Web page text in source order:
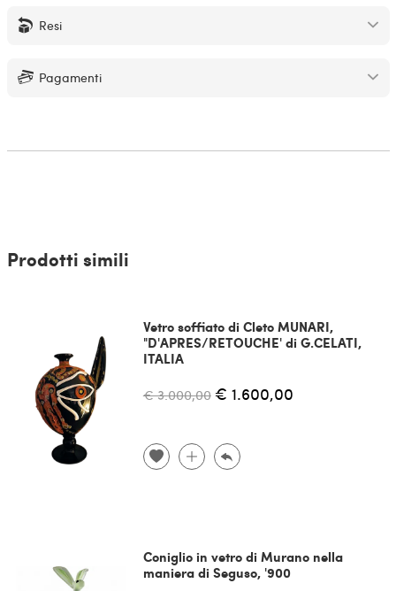
Resi
Pagamenti
Prodotti simili
Vetro soffiato di Cleto MUNARI,
"D'APRES/RETOUCHE' di G.CELATI,
ITALIA
€ 3.000,00 € 1.600,00
Coniglio in vetro di Murano nella
maniera di Seguso, '900